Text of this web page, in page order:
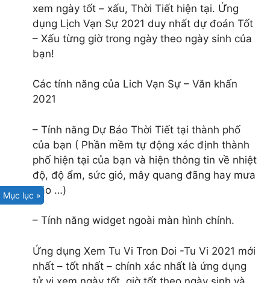
Mục lục »
xem ngày tốt – xấu, Thời Tiết hiện tại. Ứng
dụng Lịch Vạn Sự 2021 duy nhất dự đoán Tốt
– Xấu từng giờ trong ngày theo ngày sinh của
bạn!
Các tính năng của Lich Vạn Sự – Văn khấn
2021
– Tính năng Dự Báo Thời Tiết tại thành phố
của bạn ( Phần mềm tự động xác định thành
phố hiện tại của bạn và hiện thông tin về nhiệt
độ, độ ẩm, sức gió, mây quang đãng hay mưa
bão …)
– Tính năng widget ngoài màn hình chính.
Ứng dụng Xem Tu Vi Tron Doi -Tu Vi 2021 mới
nhất – tốt nhất – chính xác nhất là ứng dụng